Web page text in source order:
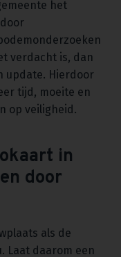
het
verdacht is, dan
update. Hierdoor
tijd, moeite en
op veiligheid.
in
door
als de
Laat daarom een